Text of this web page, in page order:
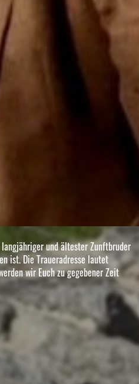
und ältester Zunftbruder
ist. Die Traueradresse lautet
wir Euch zu gegebener Zeit